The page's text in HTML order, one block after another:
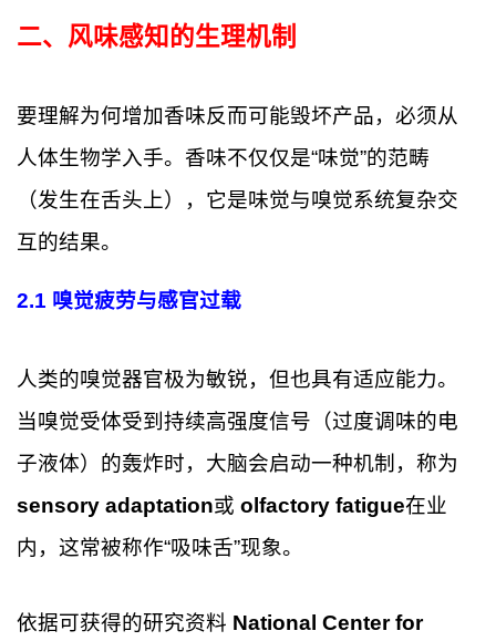
二、风味感知的生理机制
要理解为何增加香味反而可能毁坏产品，必须从
人体生物学入手。香味不仅仅是“味觉”的范畴
（发生在舌头上），它是味觉与嗅觉系统复杂交
互的结果。
2.1 嗅觉疲劳与感官过载
人类的嗅觉器官极为敏锐，但也具有适应能力。
当嗅觉受体受到持续高强度信号（过度调味的电
子液体）的轰炸时，大脑会启动一种机制，称为
sensory adaptation或 olfactory fatigue在业
内，这常被称作“吸味舌”现象。
依据可获得的研究资料 National Center for